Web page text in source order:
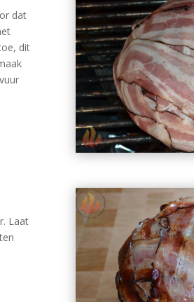
dat
dit
Laat